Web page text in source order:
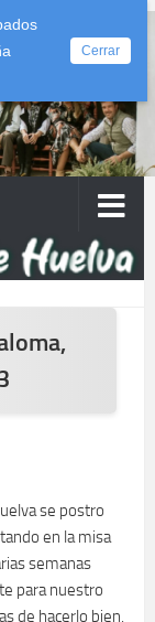
Cerrar
se postro
en la misa
semanas
para nuestro
de hacerlo bien,